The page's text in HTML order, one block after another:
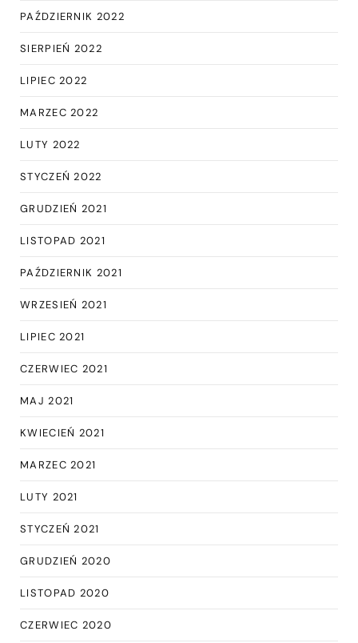
PAŹDZIERNIK 2022
SIERPIEŃ 2022
LIPIEC 2022
MARZEC 2022
LUTY 2022
STYCZEŃ 2022
GRUDZIEŃ 2021
LISTOPAD 2021
PAŹDZIERNIK 2021
WRZESIEŃ 2021
LIPIEC 2021
CZERWIEC 2021
MAJ 2021
KWIECIEŃ 2021
MARZEC 2021
LUTY 2021
STYCZEŃ 2021
GRUDZIEŃ 2020
LISTOPAD 2020
CZERWIEC 2020